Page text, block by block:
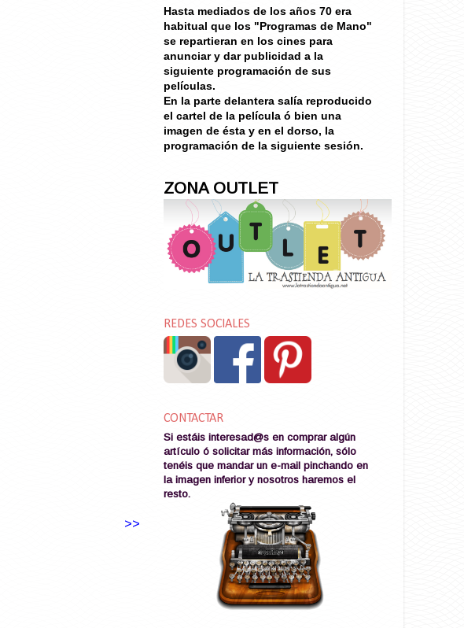
>>
Hasta mediados de los años 70 era
habitual que los "Programas de Mano"
se repartieran en los cines para
anunciar y dar publicidad a la
siguiente programación de sus
películas.
En la parte delantera salía reproducido
el cartel de la película ó bien una
imagen de ésta y en el dorso, la
programación de la siguiente sesión.
ZONA OUTLET
REDES SOCIALES
CONTACTAR
Si estáis interesad@s en comprar algún
artículo ó solicitar más información, sólo
tenéis que mandar un e-mail pinchando en
la imagen inferior y nosotros haremos el
resto.